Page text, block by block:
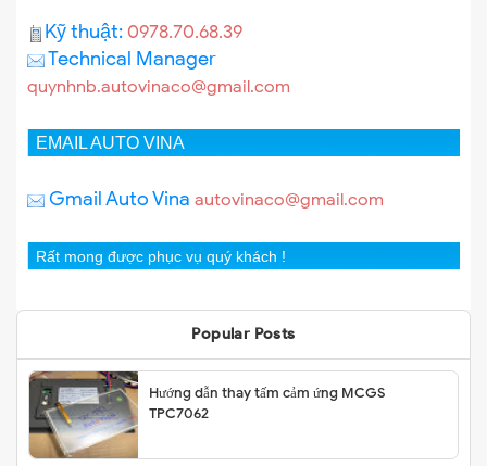
Kỹ thuật: 0978.70.68.39
Technical Manager
quynhnb.autovinaco@gmail.com
EMAIL AUTO VINA
Gmail Auto Vina autovinaco@gmail.com
Rất mong được phục vụ quý khách !
Popular Posts
Hướng dẫn thay tấm cảm ứng MCGS
TPC7062